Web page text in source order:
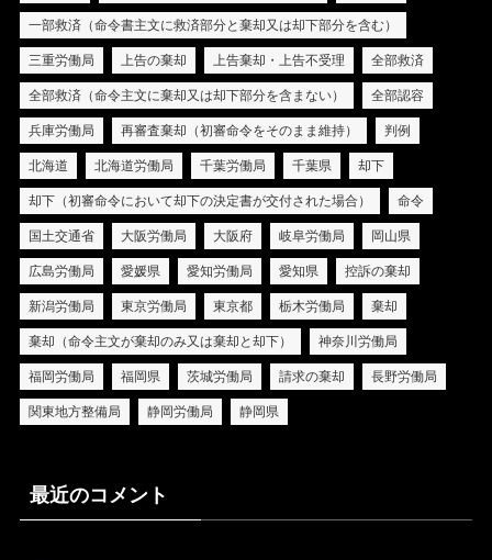
一部救済（命令書主文に救済部分と棄却又は却下部分を含む）
三重労働局 上告の棄却 上告棄却・上告不受理 全部救済
全部救済（命令主文に棄却又は却下部分を含まない） 全部認容
兵庫労働局 再審査棄却（初審命令をそのまま維持） 判例
北海道 北海道労働局 千葉労働局 千葉県 却下
却下（初審命令において却下の決定書が交付された場合） 命令
国土交通省 大阪労働局 大阪府 岐阜労働局 岡山県
広島労働局 愛媛県 愛知労働局 愛知県 控訴の棄却
新潟労働局 東京労働局 東京都 栃木労働局 棄却
棄却（命令主文が棄却のみ又は棄却と却下） 神奈川労働局
福岡労働局 福岡県 茨城労働局 請求の棄却 長野労働局
関東地方整備局 静岡労働局 静岡県
最近のコメント